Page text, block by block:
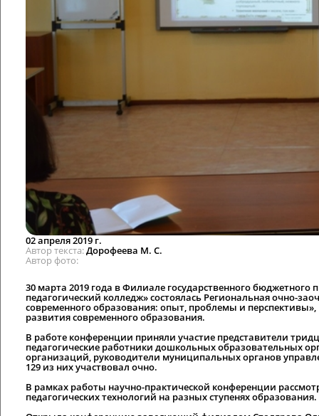
02 апреля 2019 г.
Автор текста Дорофеева М. С.
Автор фото
30 марта 2019 года в Филиале государственного
педагогический колледж» состоялась Региональная очно-
современного образования: опыт, проблемы и
развития современного образования.
В работе конференции приняли участие представители
педагогические работники дошкольных образовательных
организаций, руководители муниципальных органов
129 из них участвовал очно.
В рамках работы научно-практической конференции
педагогических технологий на разных ступенях образования.